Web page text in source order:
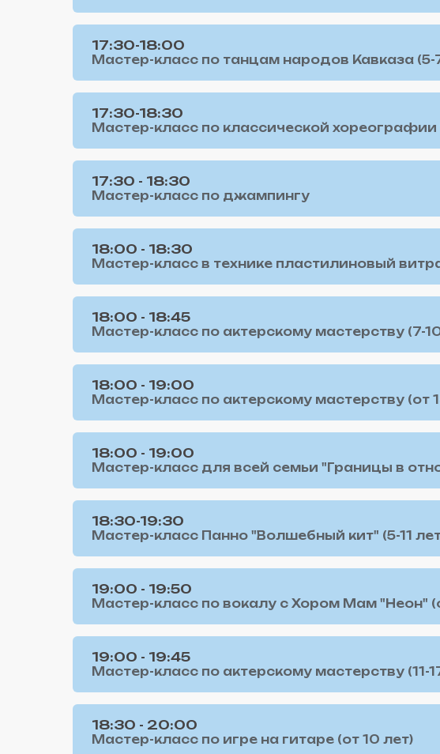
17:30-18:00
Мастер-класс по танцам народов Кавказа (5-
17:30-18:30
Мастер-класс по классической хореографии
17:30 - 18:30
Мастер-класс по джампингу
18:00 - 18:30
Мастер-класс в технике пластилиновый
18:00 - 18:45
Мастер-класс по актерскому мастерству (7-
18:00 - 19:00
Мастер-класс по актерскому мастерству (от
18:00 - 19:00
Мастер-класс для всей семьи "Границы в
18:30-19:30
Мастер-класс Панно "Волшебный кит" (5-11
19:00 - 19:50
Мастер-класс по вокалу с Хором Мам "Неон"
19:00 - 19:45
Мастер-класс по актерскому мастерству (11-
18:30 - 20:00
Мастер-класс по игре на гитаре (от 10 лет)